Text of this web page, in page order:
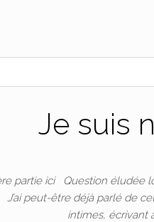
Je suis
partie ici Question éludée
peut-être déjà parlé de
intimes, écrivant